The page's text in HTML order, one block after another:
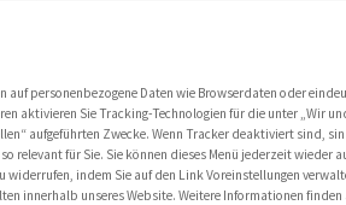
Dividendenpolitik soll beibehalten werden
auf personenbezogene Daten wie Browserdaten oder
aktivieren Sie Tracking-Technologien für die unter „Wir
aufgeführten Zwecke. Wenn Tracker deaktiviert sind,
relevant für Sie. Sie können dieses Menü jederzeit wieder
indem Sie auf den Link Voreinstellungen
innerhalb unseres Website. Weitere Informationen finden